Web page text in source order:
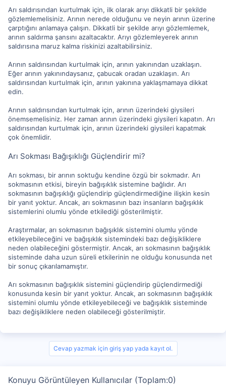
Arı saldırısından kurtulmak için, ilk olarak arıyı dikkatli bir şekilde
gözlemlemelisiniz. Arının nerede olduğunu ve neyin arının üzerine
çarptığını anlamaya çalışın. Dikkatli bir şekilde arıyı gözlemlemek,
arının saldırma şansını azaltacaktır. Arıyı gözlemleyerek arının
saldırısına maruz kalma riskinizi azaltabilirsiniz.
Arının saldırısından kurtulmak için, arının yakınından uzaklaşın.
Eğer arının yakınındaysanız, çabucak oradan uzaklaşın. Arı
saldırısından kurtulmak için, arının yakınına yaklaşmamaya dikkat
edin.
Arının saldırısından kurtulmak için, arının üzerindeki giysileri
önemsemelisiniz. Her zaman arının üzerindeki giysileri kapatın. Arı
saldırısından kurtulmak için, arının üzerindeki giysileri kapatmak
çok önemlidir.
Arı Sokması Bağışıklığı Güçlendirir mi?
Arı sokması, bir arının soktuğu kendine özgü bir sokmadır. Arı
sokmasının etkisi, bireyin bağışıklık sistemine bağlıdır. Arı
sokmasının bağışıklığı güçlendirip güçlendirmediğine ilişkin kesin
bir yanıt yoktur. Ancak, arı sokmasının bazı insanların bağışıklık
sistemlerini olumlu yönde etkilediği gösterilmiştir.
Araştırmalar, arı sokmasının bağışıklık sistemini olumlu yönde
etkileyebileceğini ve bağışıklık sistemindeki bazı değişikliklere
neden olabileceğini göstermiştir. Ancak, arı sokmasının bağışıklık
sisteminde daha uzun süreli etkilerinin ne olduğu konusunda net
bir sonuç çıkarılamamıştır.
Arı sokmasının bağışıklık sistemini güçlendirip güçlendirmediği
konusunda kesin bir yanıt yoktur. Ancak, arı sokmasının bağışıklık
sistemini olumlu yönde etkileyebileceği ve bağışıklık sisteminde
bazı değişikliklere neden olabileceği gösterilmiştir.
Cevap yazmak için giriş yap yada kayıt ol.
Konuyu Görüntüleyen Kullanıcılar (Toplam:0)